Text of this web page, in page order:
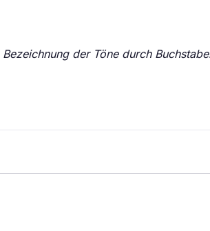
Bezeichnung der Töne durch